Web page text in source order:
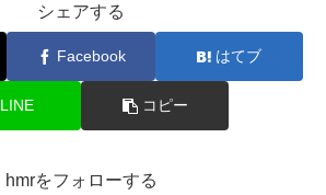
シェアする
Facebook はてブ
LINE コピー
hmrをフォローする